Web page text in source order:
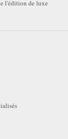
l'édition de luxe